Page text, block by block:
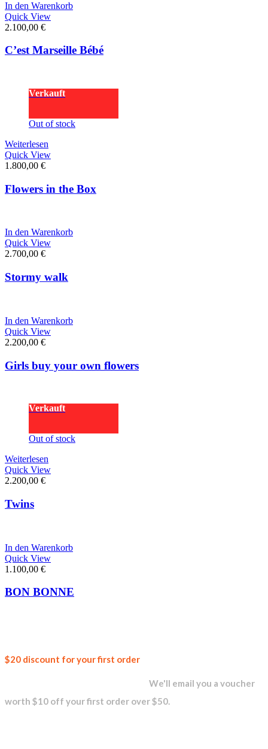
In den Warenkorb
Quick View
2.100,00 €
C’est Marseille Bébé
Verkauft
Out of stock
Weiterlesen
Quick View
1.800,00 €
Flowers in the Box
In den Warenkorb
Quick View
2.700,00 €
Stormy walk
In den Warenkorb
Quick View
2.200,00 €
Girls buy your own flowers
Verkauft
Out of stock
Weiterlesen
Quick View
2.200,00 €
Twins
In den Warenkorb
Quick View
1.100,00 €
BON BONNE
$20 discount for your first order
We'll email you a voucher
worth $10 off your first order over $50.